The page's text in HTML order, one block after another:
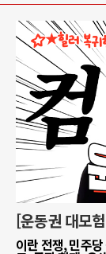
[운동권 대모
이란 전쟁, 민주